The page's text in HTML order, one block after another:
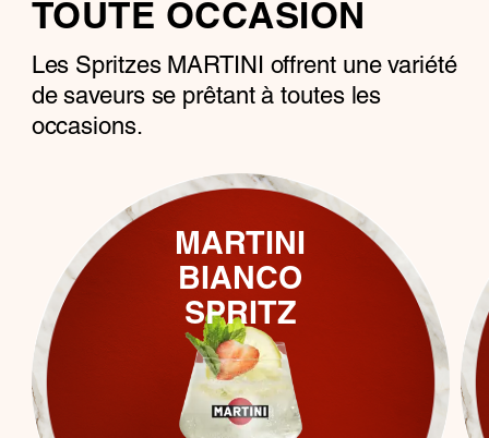
TOUTE OCCASION
Les Spritzes MARTINI offrent une variété
de saveurs se prêtant à toutes les
occasions.
MARTINI
BIANCO
SPRITZ